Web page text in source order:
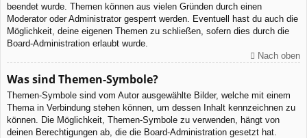
beendet wurde. Themen können aus vielen Gründen durch einen
Moderator oder Administrator gesperrt werden. Eventuell hast du auch die
Möglichkeit, deine eigenen Themen zu schließen, sofern dies durch die
Board-Administration erlaubt wurde.
Nach oben
Was sind Themen-Symbole?
Themen-Symbole sind vom Autor ausgewählte Bilder, welche mit einem
Thema in Verbindung stehen können, um dessen Inhalt kennzeichnen zu
können. Die Möglichkeit, Themen-Symbole zu verwenden, hängt von
deinen Berechtigungen ab, die die Board-Administration gesetzt hat.